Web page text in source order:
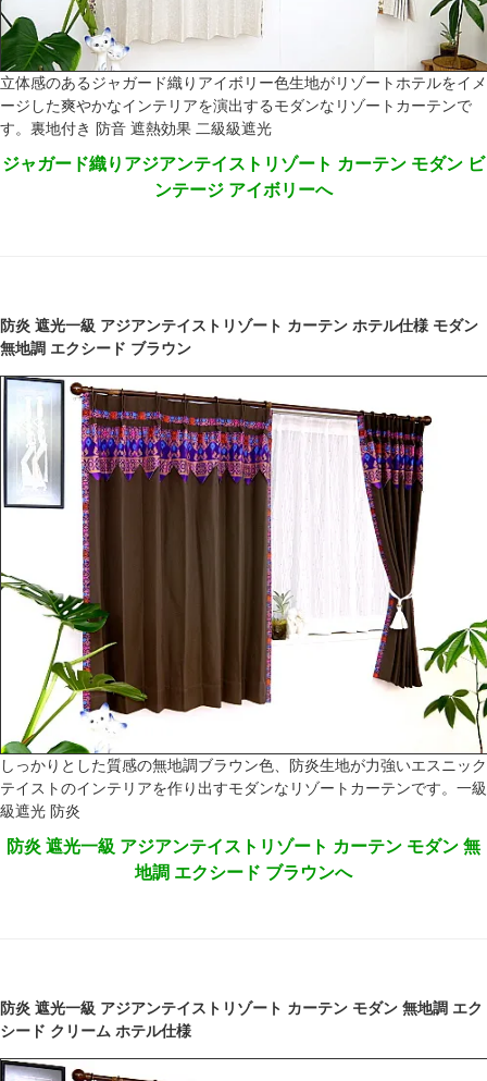
立体感のあるジャガード織りアイボリー色生地がリゾートホテルをイメ
ージした爽やかなインテリアを演出するモダンなリゾートカーテンで
す。裏地付き 防音 遮熱効果 二級級遮光
ジャガード織りアジアンテイストリゾート カーテン モダン ビ
ンテージ アイボリーへ
防炎 遮光一級 アジアンテイストリゾート カーテン ホテル仕様 モダン
無地調 エクシード ブラウン
しっかりとした質感の無地調ブラウン色、防炎生地が力強いエスニック
テイストのインテリアを作り出すモダンなリゾートカーテンです。一級
級遮光 防炎
防炎 遮光一級 アジアンテイストリゾート カーテン モダン 無
地調 エクシード ブラウンへ
防炎 遮光一級 アジアンテイストリゾート カーテン モダン 無地調 エク
シード クリーム ホテル仕様